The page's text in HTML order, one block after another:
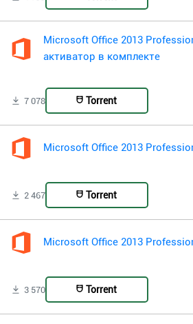
Microsoft Office 2013
активатор в комплекте
7 078 Torrent
Microsoft Office 2013
2 467 Torrent
Microsoft Office 2013
3 570 Torrent